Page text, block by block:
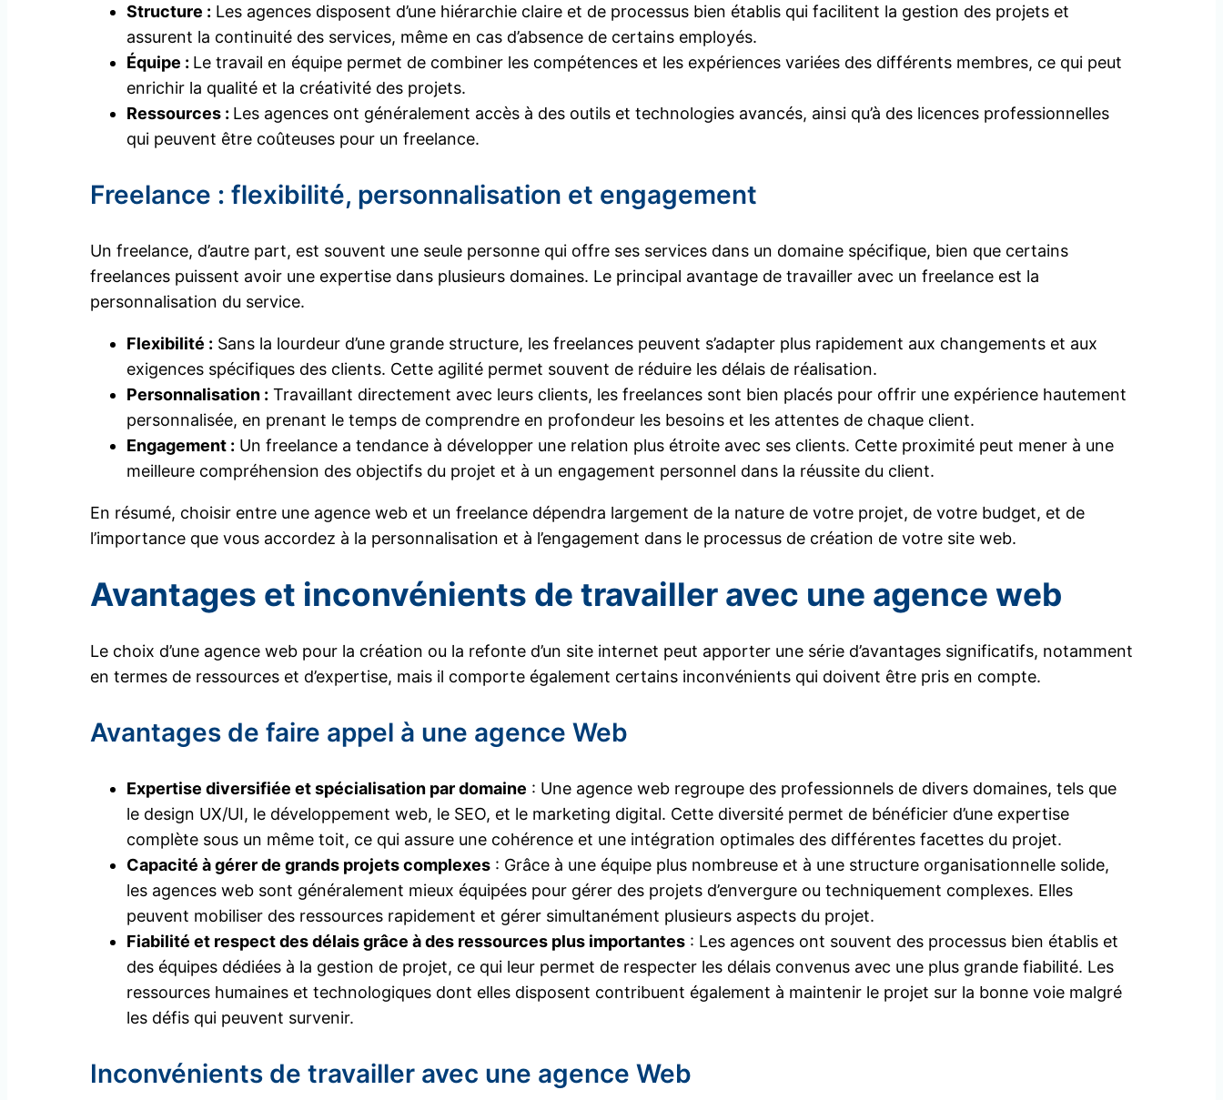
Structure : Les agences disposent d’une hiérarchie claire et de processus bien établis qui facilitent la gestion des projets et
assurent la continuité des services, même en cas d’absence de certains employés.
Équipe : Le travail en équipe permet de combiner les compétences et les expériences variées des différents membres, ce qui peut
enrichir la qualité et la créativité des projets.
Ressources : Les agences ont généralement accès à des outils et technologies avancés, ainsi qu’à des licences professionnelles
qui peuvent être coûteuses pour un freelance.
Freelance : flexibilité, personnalisation et engagement
Un freelance, d’autre part, est souvent une seule personne qui offre ses services dans un domaine spécifique, bien que certains
freelances puissent avoir une expertise dans plusieurs domaines. Le principal avantage de travailler avec un freelance est la
personnalisation du service.
Flexibilité : Sans la lourdeur d’une grande structure, les freelances peuvent s’adapter plus rapidement aux changements et aux
exigences spécifiques des clients. Cette agilité permet souvent de réduire les délais de réalisation.
Personnalisation : Travaillant directement avec leurs clients, les freelances sont bien placés pour offrir une expérience hautement
personnalisée, en prenant le temps de comprendre en profondeur les besoins et les attentes de chaque client.
Engagement : Un freelance a tendance à développer une relation plus étroite avec ses clients. Cette proximité peut mener à une
meilleure compréhension des objectifs du projet et à un engagement personnel dans la réussite du client.
En résumé, choisir entre une agence web et un freelance dépendra largement de la nature de votre projet, de votre budget, et de
l’importance que vous accordez à la personnalisation et à l’engagement dans le processus de création de votre site web.
Avantages et inconvénients de travailler avec une agence web
Le choix d’une agence web pour la création ou la refonte d’un site internet peut apporter une série d’avantages significatifs, notamment
en termes de ressources et d’expertise, mais il comporte également certains inconvénients qui doivent être pris en compte.
Avantages de faire appel à une agence Web
Expertise diversifiée et spécialisation par domaine : Une agence web regroupe des professionnels de divers domaines, tels que
le design UX/UI, le développement web, le SEO, et le marketing digital. Cette diversité permet de bénéficier d’une expertise
complète sous un même toit, ce qui assure une cohérence et une intégration optimales des différentes facettes du projet.
Capacité à gérer de grands projets complexes: Grâce à une équipe plus nombreuse et à une structure organisationnelle solide,
les agences web sont généralement mieux équipées pour gérer des projets d’envergure ou techniquement complexes. Elles
peuvent mobiliser des ressources rapidement et gérer simultanément plusieurs aspects du projet.
Fiabilité et respect des délais grâce à des ressources plus importantes: Les agences ont souvent des processus bien établis et
des équipes dédiées à la gestion de projet, ce qui leur permet de respecter les délais convenus avec une plus grande fiabilité. Les
ressources humaines et technologiques dont elles disposent contribuent également à maintenir le projet sur la bonne voie malgré
les défis qui peuvent survenir.
Inconvénients de travailler avec une agence Web